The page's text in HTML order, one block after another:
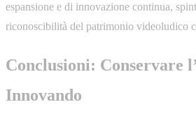
espansione e di innovazione continua,
riconoscibilità del patrimonio videoludico
Conclusioni: Conservare
Innovando